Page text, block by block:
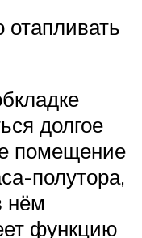
долгое
помещение
полутора,
нём
функцию